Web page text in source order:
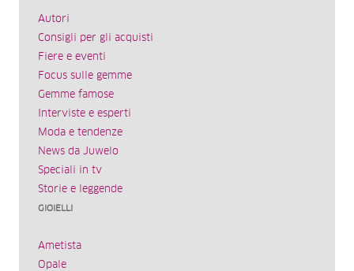
Autori
Consigli per gli acquisti
Fiere e eventi
Focus sulle gemme
Gemme famose
Interviste e esperti
Moda e tendenze
News da Juwelo
Speciali in tv
Storie e leggende
GIOIELLI
Ametista
Opale